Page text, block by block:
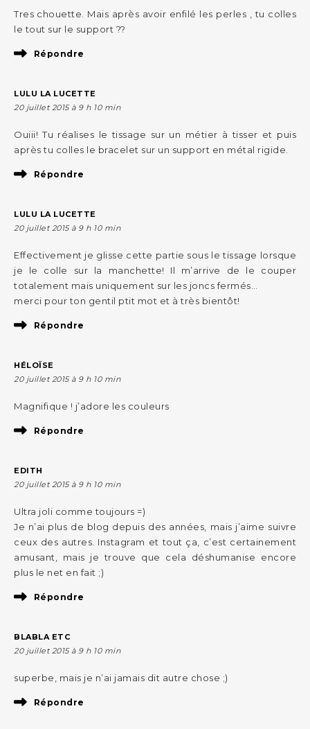
Tres chouette. Mais après avoir enfilé les perles , tu colles
le tout sur le support ??
Répondre
LULU LA LUCETTE
20 juillet 2015 à 9 h 10 min
Ouiii! Tu réalises le tissage sur un métier à tisser et puis
après tu colles le bracelet sur un support en métal rigide.
Répondre
LULU LA LUCETTE
20 juillet 2015 à 9 h 10 min
Effectivement je glisse cette partie sous le tissage lorsque
je le colle sur la manchette! Il m’arrive de le couper
totalement mais uniquement sur les joncs fermés…
merci pour ton gentil ptit mot et à très bientôt!
Répondre
HÉLOÏSE
20 juillet 2015 à 9 h 10 min
Magnifique ! j’adore les couleurs
Répondre
EDITH
20 juillet 2015 à 9 h 10 min
Ultra joli comme toujours =)
Je n’ai plus de blog depuis des années, mais j’aime suivre
ceux des autres. Instagram et tout ça, c’est certainement
amusant, mais je trouve que cela déshumanise encore
plus le net en fait ;)
Répondre
BLABLA ETC
20 juillet 2015 à 9 h 10 min
superbe, mais je n’ai jamais dit autre chose ;)
Répondre